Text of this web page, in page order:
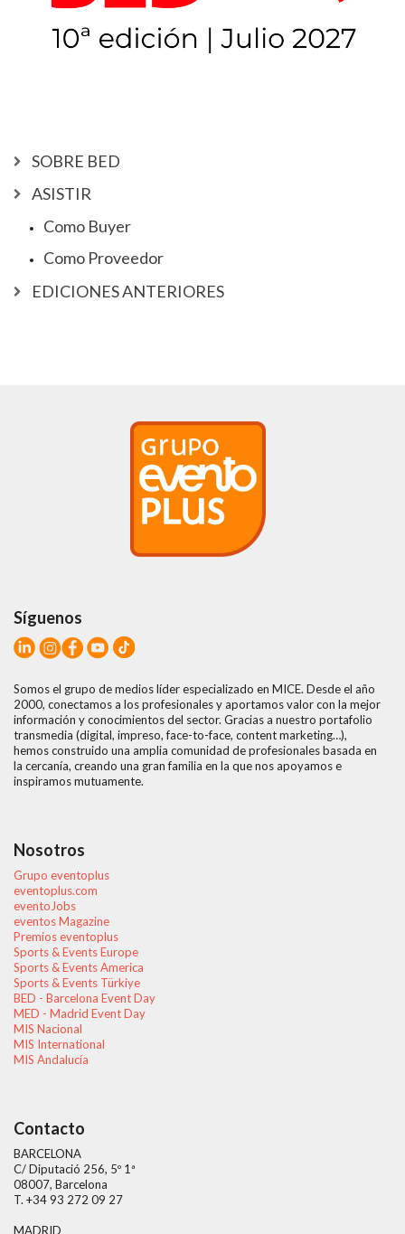
SOBRE BED
ASISTIR
Como Buyer
Como Proveedor
EDICIONES ANTERIORES
Síguenos
Somos el grupo de medios líder especializado en MICE. Desde el año
2000, conectamos a los profesionales y aportamos valor con la mejor
información y conocimientos del sector. Gracias a nuestro portafolio
transmedia (digital, impreso, face-to-face, content marketing…),
hemos construido una amplia comunidad de profesionales basada en
la cercanía, creando una gran familia en la que nos apoyamos e
inspiramos mutuamente.
Nosotros
Grupo eventoplus
eventoplus.com
eventoJobs
eventos Magazine
Premios eventoplus
Sports & Events Europe
Sports & Events America
Sports & Events Türkiye
BED - Barcelona Event Day
MED - Madrid Event Day
MIS Nacional
MIS International
MIS Andalucía
Contacto
BARCELONA
C/ Diputació 256, 5º 1ª
08007, Barcelona
T. +34 93 272 09 27
MADRID